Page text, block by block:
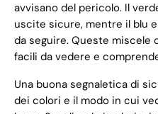
avvisano del pericolo. Il
uscite sicure, mentre il blu
da seguire. Queste miscele
facili da vedere e
Una buona segnaletica di
dei colori e il modo in cui